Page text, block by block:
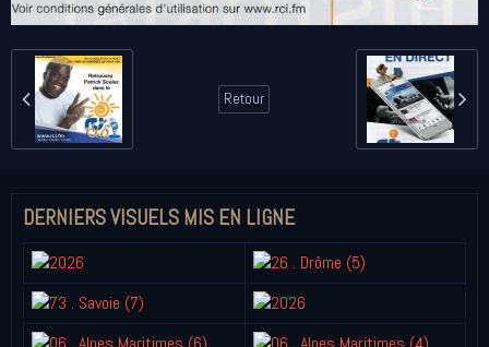
Retour
DERNIERS VISUELS MIS EN LIGNE